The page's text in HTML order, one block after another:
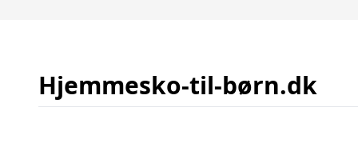
Hjemmesko-til-børn.dk